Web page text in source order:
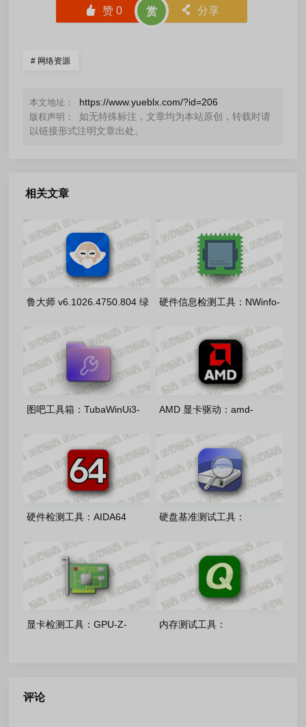
󰄼 赞0 赏 󰄯 分享
# 网络资源
本文地址： https://www.yueblx.com/?id=206
版权声明：
如无特殊标注，文章均为本站原创，转载时请
以链接形式注明文章出处。
相关文章
鲁大师 v6.1026.4750.804 绿
硬件信息检测工具：NWinfo-
图吧工具箱：TubaWinUi3-
AMD 显卡驱动：amd-
26.7.1官方正式版
硬件检测工具：AIDA64
硬盘基准测试工具：
色版
显卡检测工具：GPU-Z-
内存测试工具：
评论